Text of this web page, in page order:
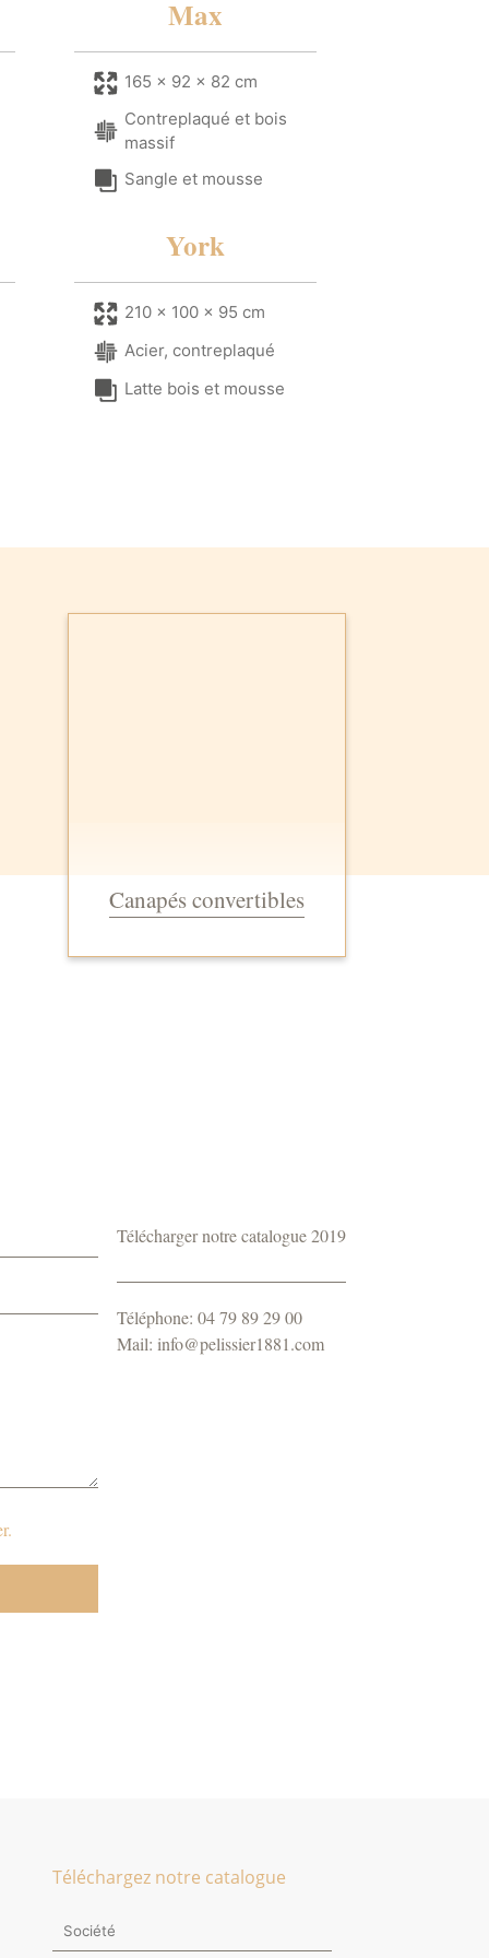
Max
165 x 92 x 82 cm
Contreplaqué et bois
massif
Sangle et mousse
York
210 x 100 x 95 cm
Acier, contreplaqué
Latte bois et mousse
Canapés convertibles
Télécharger notre catalogue 2019
Téléphone: 04 79 89 29 00
Mail: info@pelissier1881.com
Téléchargez notre catalogue